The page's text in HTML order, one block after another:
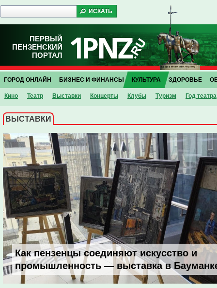
ПЕРВЫЙ
ПЕНЗЕНСКИЙ
ПОРТАЛ
ГОРОД ОНЛАЙН БИЗНЕС И ФИНАНСЫ КУЛЬТУРА
Кино Театр Выставки Концерты Клубы Туризм Год театра
ЗДОРОВЬЕ
ВЫСТАВКИ
Как пензенцы соединяют искусство и
промышленность — выставка в